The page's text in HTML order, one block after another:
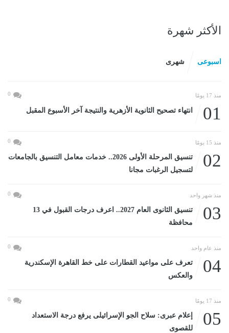
الأكثر شهرة
اسبوعى شهرى
منذ 17 يومًا 0
01 انتهاء تصحيح الثانوية الأزهرية والنتيجة آخر الأسبوع المقبل
منذ 15 يومًا 0
02
تنسيق المرحلة الأولى 2026.. خدمات معامل التنسيق بالجامعات
لتسجيل الرغبات مجانا
منذ شهر واحد 0
03
تنسيق الثانوى العام 2027.. اعرف درجات القبول في 13
محافظة
منذ عام واحد 0
04
تعرف على مواعيد القطارات على خط القاهرة الإسكندرية
والعكس
منذ 17 يومًا 0
05
إعلام عبرى: سلاح الجو الإسرائيلى يرفع درجة الاستعداد
للقصوى